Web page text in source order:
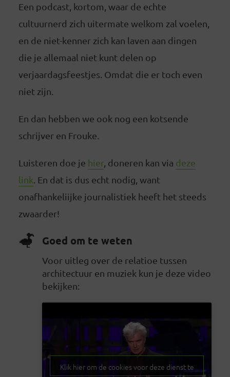
Een podcast, kortom, waar de echte
cultuurnerd zich uitermate welkom zal voelen,
en de niet-kenner zich kan laven aan dingen
die je allemaal niet kunt delen op
verjaardagsfeestjes. Omdat die er toch even
niet zijn.
En dan hebben we ook nog een kotsende
schrijver en Frouke.
Luisteren doe je hier, doneren kan via deze
link . En dat is dus echt nodig, want
onafhankeliijke journalistiek heeft het steeds
zwaarder!
Goed om te weten
Voor uitleg over de relatioe tussen
architectuur en muziek kun je deze video
bekijken:
Klik hier om de cookies voor deze dienst te